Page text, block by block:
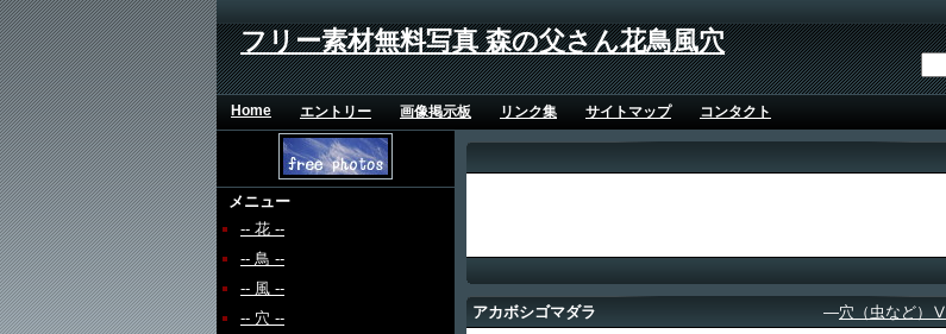
フリー素材無料写真 森の父さん花鳥風穴
Home エントリー 画像掲示板 リンク集 サイトマップ コンタクト
メニュー
-- 花 --
-- 鳥 --
-- 風 --
-- 穴 --
アカボシゴマダラ ―穴（虫など）Ⅴ